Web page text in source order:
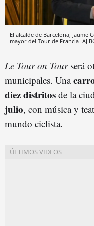
El alcalde de Barcelona,
mayor del Tour de Francia AJ
Le Tour on Tourserá
municipales. Una
diez distritos de la
julio, con música y
mundo ciclista.